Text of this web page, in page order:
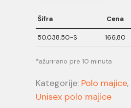
Šifra Cena
50.038.50-S 166,80
*ažurirano pre 10 minuta
Kategorije: Polo majice,
Unisex polo majice